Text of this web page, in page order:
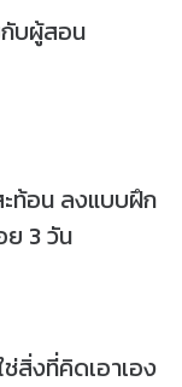
บผู้สอน
ะท้อน ลงแบบฝึก
ย 3 วัน
สิ่งที่คิดเอาเอง